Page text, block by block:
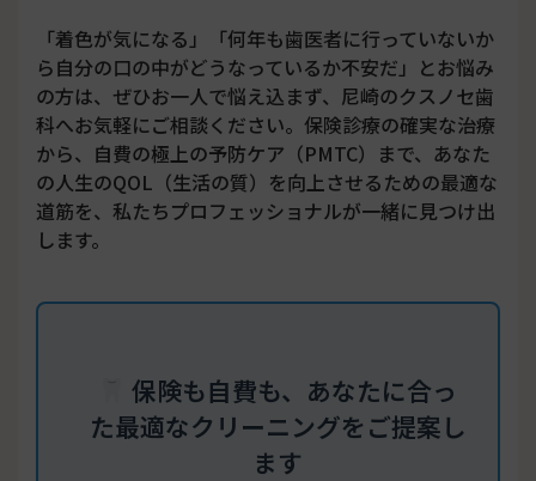
「着色が気になる」「何年も歯医者に行っていないか
ら自分の口の中がどうなっているか不安だ」とお悩み
の方は、ぜひお一人で悩え込まず、尼崎のクスノセ歯
科へお気軽にご相談ください。保険診療の確実な治療
から、自費の極上の予防ケア（PMTC）まで、あなた
の人生のQOL（生活の質）を向上させるための最適な
道筋を、私たちプロフェッショナルが一緒に見つけ出
します。
保険も自費も、あなたに合っ
た最適なクリーニングをご提案し
ます